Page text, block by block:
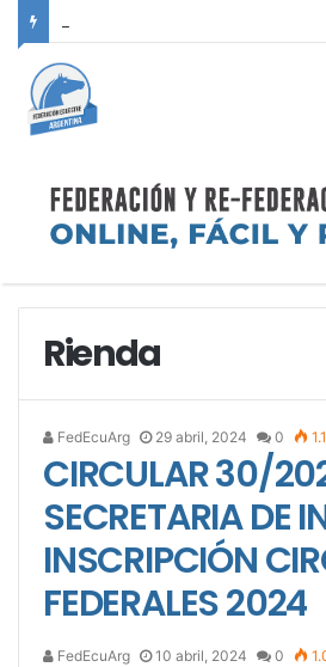
Rienda
FedEcuArg 29 abril, 2024 0
CIRCULAR 30/
SECRETARIA DE
INSCRIPCIÓN
FEDERALES 2024
FedEcuArg 10 abril, 2024 0